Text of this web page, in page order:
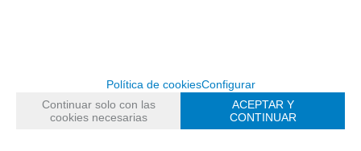
Limpiadores
Protectores Boquilla
Política de cookiesConfigurar
Continuar solo con las
cookies necesarias
ACEPTAR Y
CONTINUAR